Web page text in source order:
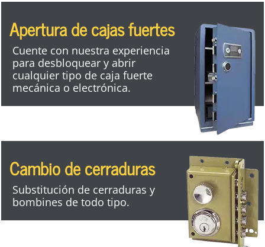
Apertura de cajas fuertes
Cuente con nuestra experiencia
para desbloquear y abrir
cualquier tipo de caja fuerte
mecánica o electrónica.
Cambio de cerraduras
Substitución de cerraduras y
bombines de todo tipo.